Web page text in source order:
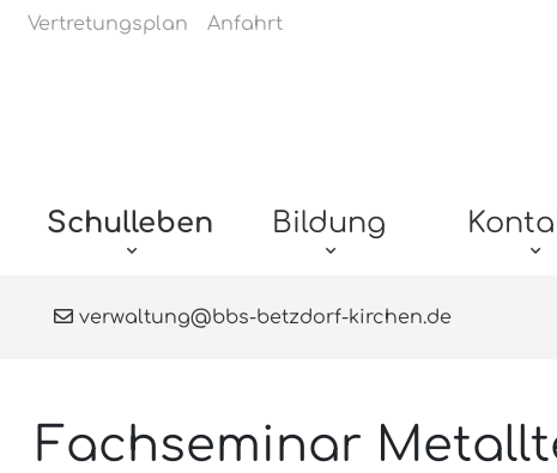
Navigation überspringen
Vertretungsplan Anfahrt
Schulleben Bildung
verwaltung@bbs-betzdorf-kirchen.de
Fachseminar